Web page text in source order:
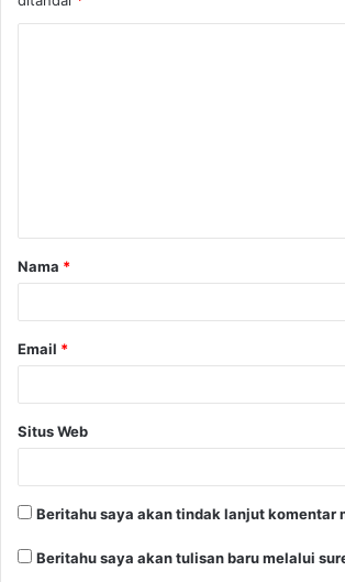
a
r
Nama *
Email *
Situs Web
Beritahu saya akan tindak lanjut komentar
Beritahu saya akan tulisan baru melalui